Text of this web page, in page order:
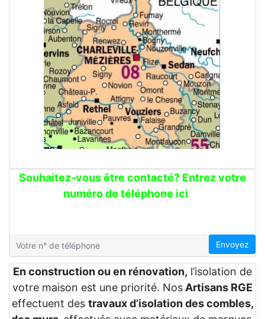
Souhaitez-vous être contacté? Entrez votre
numéro de téléphone ici
Envoyez
En construction ou en rénovation, l’isolation de
votre maison est une priorité. Nos Artisans RGE
effectuent des travaux d’isolation des combles,